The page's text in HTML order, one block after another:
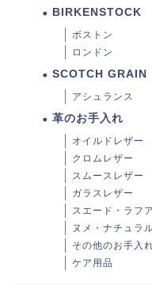
BIRKENSTOCK
ボストン
ロンドン
SCOTCH GRAIN
アシュランス
革のお手入れ
オイルドレザー
クロムレザー
スムースレザー
ガラスレザー
スエード・ラフ
ヌメ・ナチュラ
その他のお手入
ケア用品